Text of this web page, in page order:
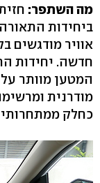
מה השתפר:
ביחידות
אוויר מודגשים
חדשה. יחידות
המטען מוותר
מודרנית
כחלק